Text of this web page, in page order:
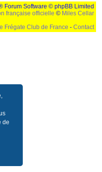
de
Forum Software © phpBB Limited
française officielle © Miles Cellar
Frégate Club de France - Contact